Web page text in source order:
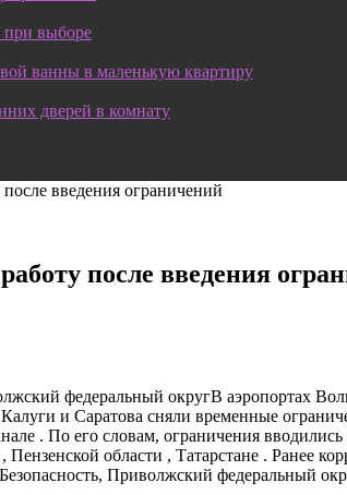
при выборе
ванны в маленькую квартиру
дверей в комнату
введения ограничений
после введения
федеральный округВ аэропортах
и Саратова сняли временные
. По его словам, ограничения
области , Татарстане . Ранее
Приволжский федеральный